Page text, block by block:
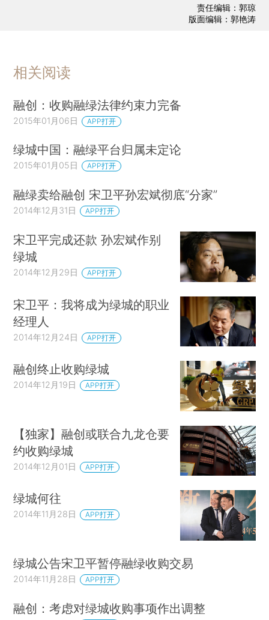
责任编辑：郭琼
版面编辑：郭艳涛
相关阅读
融创：收购融绿法律约束力完备
2015年01月06日 APP打开
绿城中国：融绿平台归属未定论
2015年01月05日 APP打开
融绿卖给融创 宋卫平孙宏斌彻底“分家”
2014年12月31日 APP打开
宋卫平完成还款 孙宏斌作别
绿城
2014年12月29日 APP打开
宋卫平：我将成为绿城的职业
经理人
2014年12月24日 APP打开
融创终止收购绿城
2014年12月19日 APP打开
【独家】融创或联合九龙仓要
约收购绿城
2014年12月01日 APP打开
绿城何往
2014年11月28日 APP打开
绿城公告宋卫平暂停融绿收购交易
2014年11月28日 APP打开
融创：考虑对绿城收购事项作出调整